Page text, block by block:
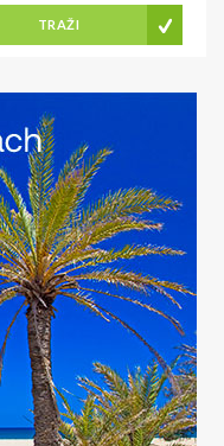
TRAŽI